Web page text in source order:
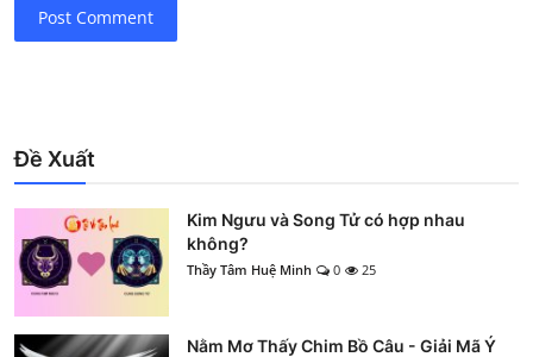
Post Comment
Đề Xuất
Kim Ngưu và Song Tử có hợp nhau
không?
Thầy Tâm Huệ Minh 0 25
Nằm Mơ Thấy Chim Bồ Câu - Giải Mã Ý